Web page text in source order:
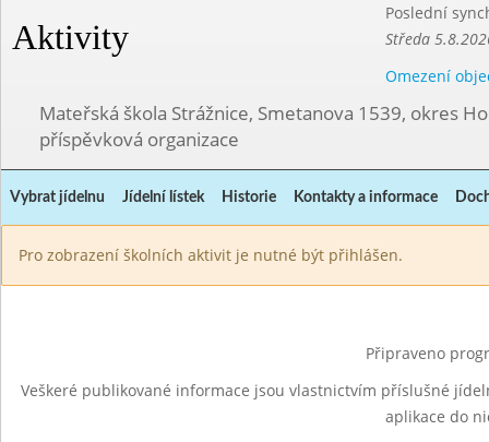
Aktivity
Poslední
Středa
Omezení
Mateřská škola Strážnice, Smetanova 1539, okres
příspěvková organizace
Vybrat jídelnu Jídelní lístek Historie Kontakty a informace
Pro zobrazení školních aktivit je nutné být přihlášen.
Připraveno
Veškeré publikované informace jsou vlastnictvím příslušné
aplikace do